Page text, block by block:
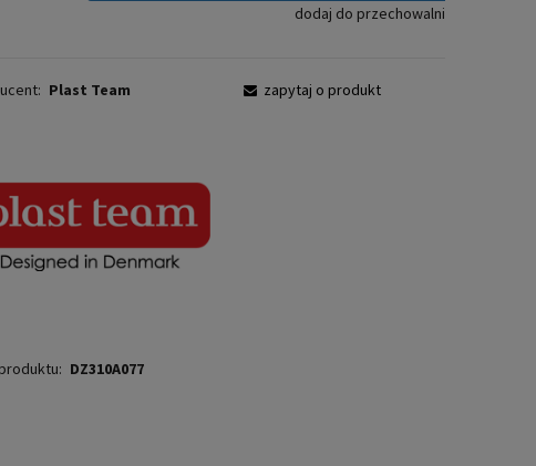
dodaj do przechowalni
Plast Team
DZ310A077
zapytaj o produkt